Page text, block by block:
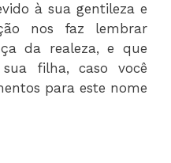
à sua gentileza e
nos faz lembrar
da realeza, e que
filha, caso você
para este nome